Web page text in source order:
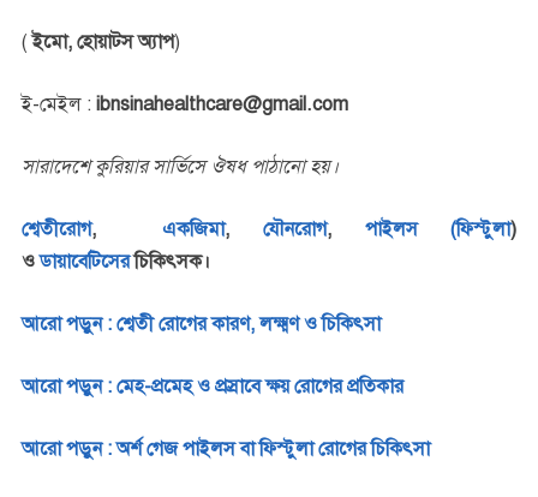
(ইমো, হোয়াটস অ্যাপ)
ই-মেইল : ibnsinahealthcare@gmail.com
সারাদেশে কুরিয়ার সার্ভিসে ঔষধ পাঠানো হয়।
শ্বেতীরোগ, একজিমা, যৌনরোগ,পাইলস (ফিস্টুলা)
ওডায়াবেটিসেরচিকিৎসক।
আরো পড়ুন : শ্বেতী রোগের কারণ, লক্ষ্মণ ও চিকিৎসা
আরো পড়ুন : মেহ-প্রমেহ ও প্রস্রাবে ক্ষয় রোগের প্রতিকার
আরো পড়ুন : অর্শ গেজ পাইলস বা ফিস্টুলা রোগের চিকিৎসা